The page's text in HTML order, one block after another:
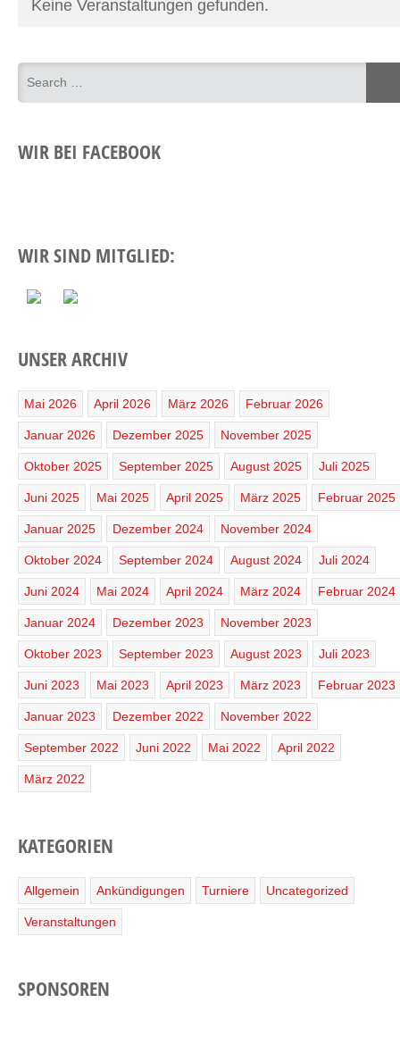
Keine Veranstaltungen gefunden.
WIR BEI FACEBOOK
WIR SIND MITGLIED:
UNSER ARCHIV
Mai 2026 April 2026 März 2026 Februar 2026
Januar 2026 Dezember 2025 November 2025
Oktober 2025 September 2025 August 2025 Juli 2025
Juni 2025 Mai 2025 April 2025 März 2025 Februar 2025
Januar 2025 Dezember 2024 November 2024
Oktober 2024 September 2024 August 2024 Juli 2024
Juni 2024 Mai 2024 April 2024 März 2024 Februar 2024
Januar 2024 Dezember 2023 November 2023
Oktober 2023 September 2023 August 2023 Juli 2023
Juni 2023 Mai 2023 April 2023 März 2023 Februar 2023
Januar 2023 Dezember 2022 November 2022
September 2022 Juni 2022 Mai 2022 April 2022
März 2022
KATEGORIEN
Allgemein Ankündigungen Turniere Uncategorized
Veranstaltungen
SPONSOREN